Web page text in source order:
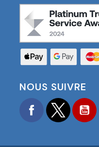
NOUS SUIVRE
FacebookTwitter